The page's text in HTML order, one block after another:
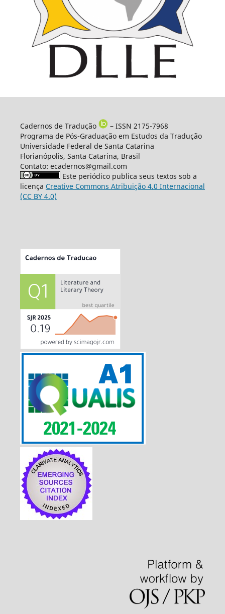
Cadernos de Tradução
– ISSN 2175-7968
Programa de Pós-Graduação em Estudos da Tradução
Universidade Federal de Santa Catarina
Florianópolis, Santa Catarina, Brasil
Contato: ecadernos@gmail.com
Este periódico publica seus textos sob a
licença Creative Commons Atribuição 4.0 Internacional
(CC BY 4.0)